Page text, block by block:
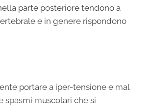
parte posteriore tendono a
e in genere rispondono
portare a iper-tensione e mal
spasmi muscolari che si